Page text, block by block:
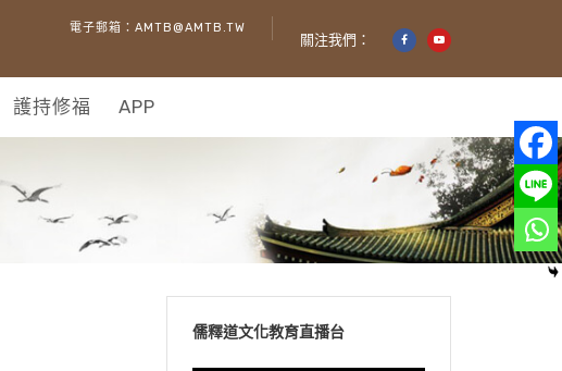
電子郵箱：AMTB@AMTB.TW
關注我們：
護持修福 APP
儒釋道文化教育直播台